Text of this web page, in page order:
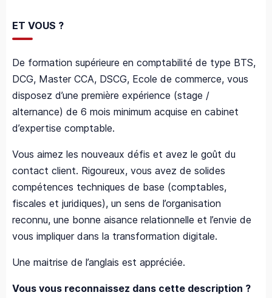
ET VOUS ?
De formation supérieure en comptabilité de type BTS,
DCG, Master CCA, DSCG, Ecole de commerce, vous
disposez d’une première expérience (stage /
alternance) de 6 mois minimum acquise en cabinet
d’expertise comptable.
Vous aimez les nouveaux défis et avez le goût du
contact client. Rigoureux, vous avez de solides
compétences techniques de base (comptables,
fiscales et juridiques), un sens de l’organisation
reconnu, une bonne aisance relationnelle et l’envie de
vous impliquer dans la transformation digitale.
Une maitrise de l’anglais est appréciée.
Vous vous reconnaissez dans cette description ?